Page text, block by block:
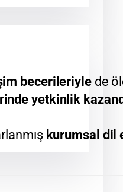
becerileriylede
yetkinlik
kurumsal dil